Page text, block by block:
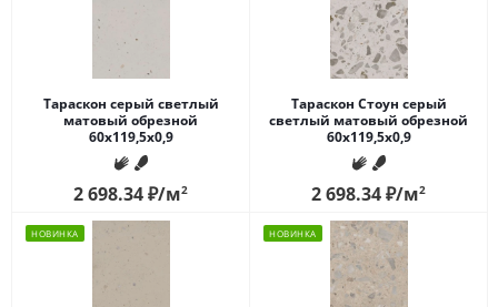
Тараскон серый светлый
матовый обрезной
60x119,5x0,9
2 698.34₽/м2
Тараскон Стоун серый
светлый матовый обрезной
60x119,5x0,9
2 698.34₽/м2
НОВИНКА НОВИНКА